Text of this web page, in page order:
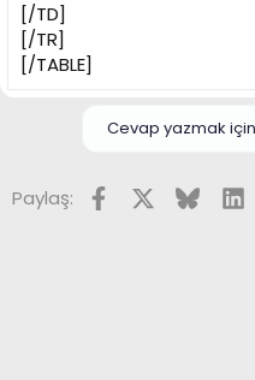
[/TD]
[/TR]
[/TABLE]
Cevap yazmak
Paylaş: FacebookX (Twitter)
Bluesky